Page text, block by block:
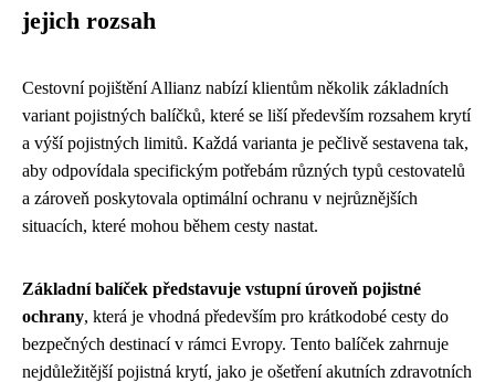
jejich rozsah
Cestovní pojištění Allianz nabízí klientům několik základních
variant pojistných balíčků, které se liší především rozsahem krytí
a výší pojistných limitů. Každá varianta je pečlivě sestavena tak,
aby odpovídala specifickým potřebám různých typů cestovatelů
a zároveň poskytovala optimální ochranu v nejrůznějších
situacích, které mohou během cesty nastat.
Základní balíček představuje vstupní úroveň pojistné
ochrany, která je vhodná především pro krátkodobé cesty do
bezpečných destinací v rámci Evropy. Tento balíček zahrnuje
nejdůležitější pojistná krytí, jako je ošetření akutních zdravotních